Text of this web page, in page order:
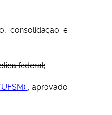
consolidação e
federal;
, aprovado